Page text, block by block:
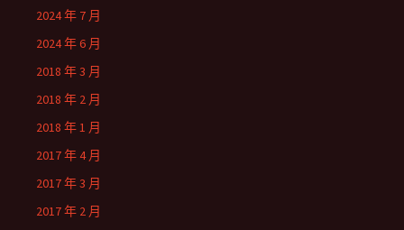
2024 年 7 月
2024 年 6 月
2018 年 3 月
2018 年 2 月
2018 年 1 月
2017 年 4 月
2017 年 3 月
2017 年 2 月